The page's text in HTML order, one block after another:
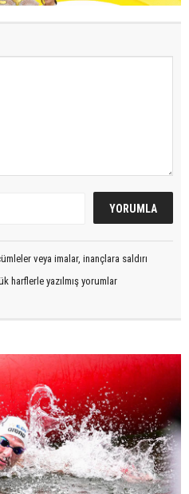
veya imalar, inançlara saldırı
harflerle yazılmış yorumlar